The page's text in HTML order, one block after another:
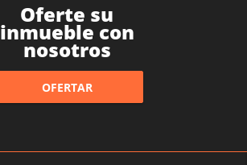
Oferte su
inmueble con
nosotros
OFERTAR